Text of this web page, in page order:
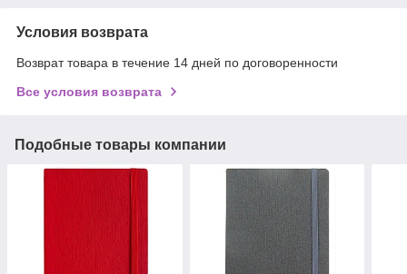
Условия возврата
Возврат товара в течение 14 дней по договоренности
Все условия возврата
Подобные товары компании